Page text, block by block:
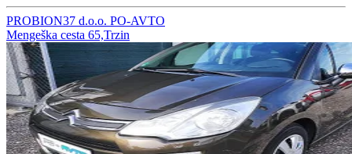
PROBION37 d.o.o. PO-AVTO
Mengeška cesta 65,Trzin